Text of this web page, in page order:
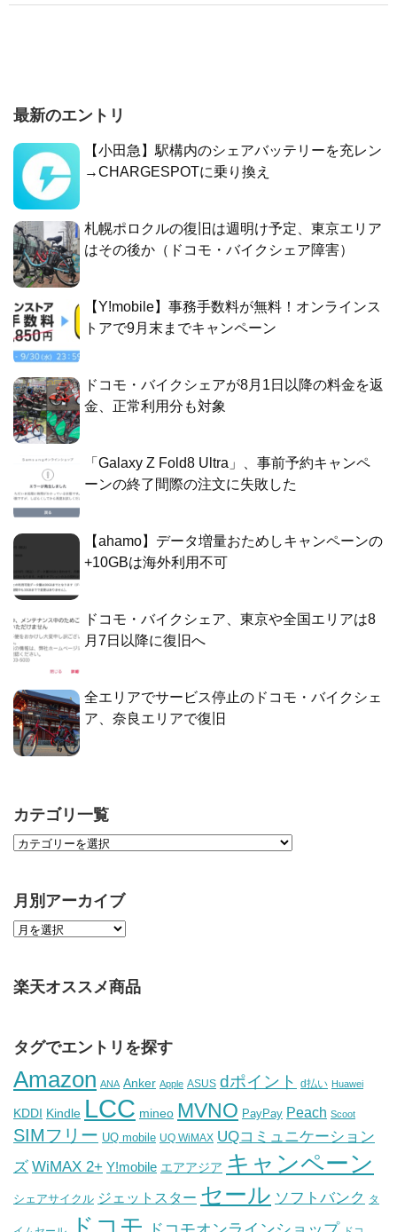
最新のエントリ
【小田急】駅構内のシェアバッテリーを充レン
→CHARGESPOTに乗り換え
札幌ポロクルの復旧は週明け予定、東京エリア
はその後か（ドコモ・バイクシェア障害）
【Y!mobile】事務手数料が無料！オンラインス
トアで9月末までキャンペーン
ドコモ・バイクシェアが8月1日以降の料金を返
金、正常利用分も対象
「Galaxy Z Fold8 Ultra」、事前予約キャンペ
ーンの終了間際の注文に失敗した
【ahamo】データ増量おためしキャンペーンの
+10GBは海外利用不可
ドコモ・バイクシェア、東京や全国エリアは8
月7日以降に復旧へ
全エリアでサービス停止のドコモ・バイクシェ
ア、奈良エリアで復旧
カテゴリ一覧
月別アーカイブ
楽天オススメ商品
タグでエントリを探す
Amazon ANA Anker Apple ASUS dポイント d払い Huawei
KDDI Kindle LCC mineo MVNO PayPay Peach Scoot
SIMフリー UQ mobile UQ WiMAX UQコミュニケーション
ズ WiMAX 2+ Y!mobile エアアジア キャンペーン
シェアサイクル ジェットスター セール ソフトバンク タ